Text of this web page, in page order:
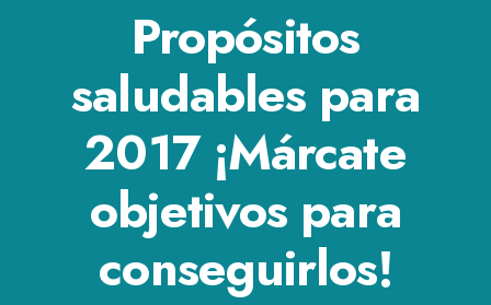
Propósitos
saludables para
2017 ¡Márcate
objetivos para
conseguirlos!